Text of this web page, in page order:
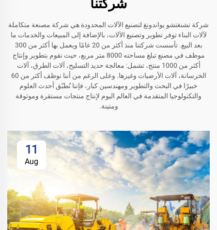
شركتنا
شركة تشنغتشو يواندونغ لتصنيع الآلات المحدودة هي شركة مصنعة متكاملة
لآلات البناء توفر تطوير وتصنيع الآلات، بالإضافة إلى المبيعات والخدمات ما
بعد البيع. تأسست شركتنا منذ أكثر من 20 عامًا ويعمل بها أكثر من 300
موظف في مصنع تبلغ مساحته 8000 متر مربع، حيث نقوم بتطوير وإنتاج
أكثر من 1000 منتج، تشمل: معالجة حديد التسليح، آلات الطرق، آلات
الخرسانة، آلات الأرضيات وغيرها. وعلى الرغم من أننا نوظف أكثر من 60
خبيرًا في البحث والتطوير ومهندسين كبار، فإننا نُطبّق أحدث العلوم
والتكنولوجيا المتقدمة في العالم اليوم لإنتاج منتجات مستقرة وموثوقة
ومتينة.
11
Aug